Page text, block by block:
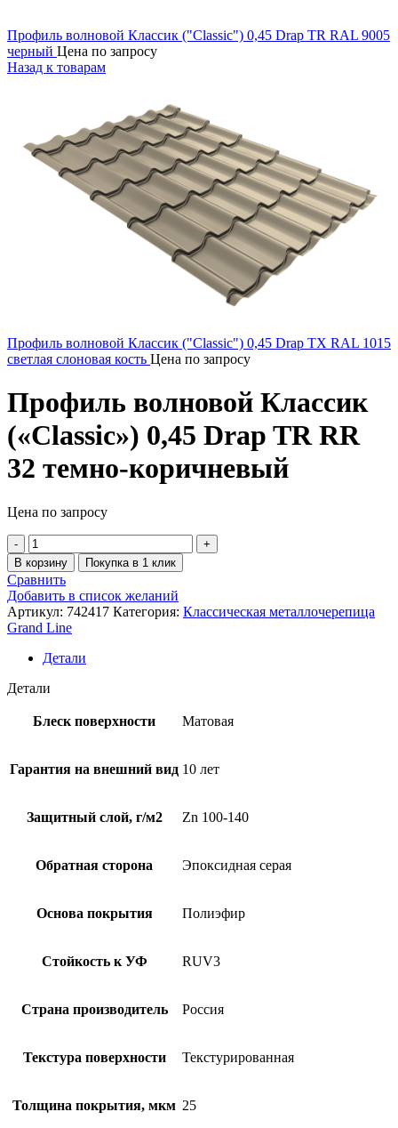
Профиль волновой Классик ("Classic") 0,45 Drap TR RAL 9005
черный Цена по запросу
Назад к товарам
Профиль волновой Классик ("Classic") 0,45 Drap TX RAL 1015
светлая слоновая кость Цена по запросу
Профиль волновой Классик
(«Classic») 0,45 Drap TR RR
32 темно-коричневый
Цена по запросу
В корзину Покупка в 1 клик
Сравнить
Добавить в список желаний
Артикул: 742417 Категория: Классическая металлочерепица
Grand Line
Детали
Детали
Блеск поверхности Матовая
Гарантия на внешний вид 10 лет
Защитный слой, г/м2 Zn 100-140
Обратная сторона Эпоксидная серая
Основа покрытия Полиэфир
Стойкость к УФ RUV3
Страна производитель Россия
Текстура поверхности Текстурированная
Толщина покрытия, мкм 25